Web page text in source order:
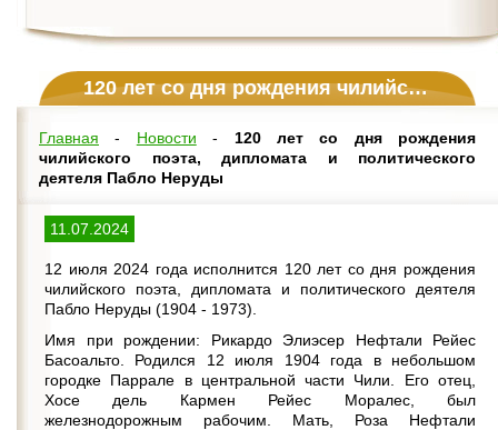
120 лет со дня рождения чилийского поэта, дипломата и политического деятеля Пабло Неруды
Главная - Новости - 120 лет со дня рождения
чилийского поэта, дипломата и политического
деятеля Пабло Неруды
11.07.2024
12 июля 2024 года исполнится 120 лет со дня рождения
чилийского поэта, дипломата и политического деятеля
Пабло Неруды (1904 - 1973).
Имя при рождении: Рикардо Элиэсер Нефтали Рейес
Басоальто. Родился 12 июля 1904 года в небольшом
городке Паррале в центральной части Чили. Его отец,
Хосе дель Кармен Рейес Моралес, был
железнодорожным рабочим. Мать, Роза Нефтали